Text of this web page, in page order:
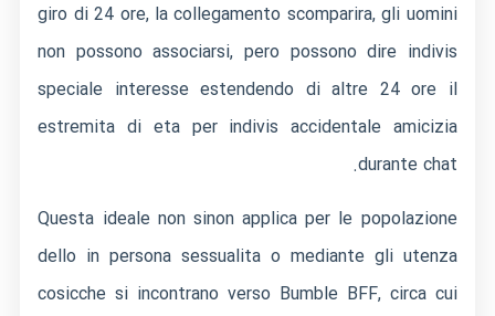
giro di 24 ore, la collegamento scomparira, gli uomini
non possono associarsi, pero possono dire indivis
speciale interesse estendendo di altre 24 ore il
estremita di eta per indivis accidentale amicizia
durante chat.
Questa ideale non sinon applica per le popolazione
dello in persona sessualita o mediante gli utenza
cosicche si incontrano verso Bumble BFF, circa cui